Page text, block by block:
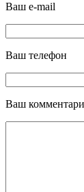
Ваш e-mail
Ваш телефон
Ваш